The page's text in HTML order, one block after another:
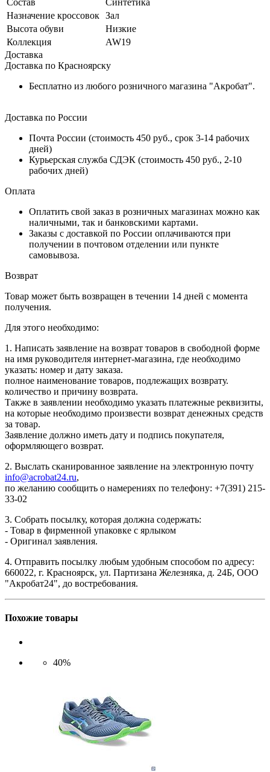
Состав
Синтетика
Назначение кроссовок Зал
Высота обуви
Низкие
Коллекция
AW19
Доставка
Доставка по Красноярску
Бесплатно из любого розничного магазина "Акробат".
Доставка по России
Почта России (стоимость 450 руб., срок 3-14 рабочих
дней)
Курьерская служба СДЭК (стоимость 450 руб., 2-10
рабочих дней)
Оплата
Оплатить свой заказ в розничных магазинах можно как
наличными, так и банковскими картами.
Заказы с доставкой по России оплачиваются при
получении в почтовом отделении или пункте
самовывоза.
Возврат
Товар может быть возвращен в течении 14 дней с момента
получения.
Для этого необходимо:
1. Написать заявление на возврат товаров в свободной форме
на имя руководителя интернет-магазина, где необходимо
указать: номер и дату заказа.
полное наименование товаров, подлежащих возврату.
количество и причину возврата.
Также в заявлении необходимо указать платежные реквизиты,
на которые необходимо произвести возврат денежных средств
за товар.
Заявление должно иметь дату и подпись покупателя,
оформляющего возврат.
2. Выслать сканированное заявление на электронную почту
info@acrobat24.ru,
по желанию сообщить о намерениях по телефону: +7(391) 215-
33-02
3. Собрать посылку, которая должна содержать:
- Товар в фирменной упаковке с ярлыком
- Оригинал заявления.
4. Отправить посылку любым удобным способом по адресу:
660022, г. Красноярск, ул. Партизана Железняка, д. 24Б, ООО
"Акробат24", до востребования.
Похожие товары
40%